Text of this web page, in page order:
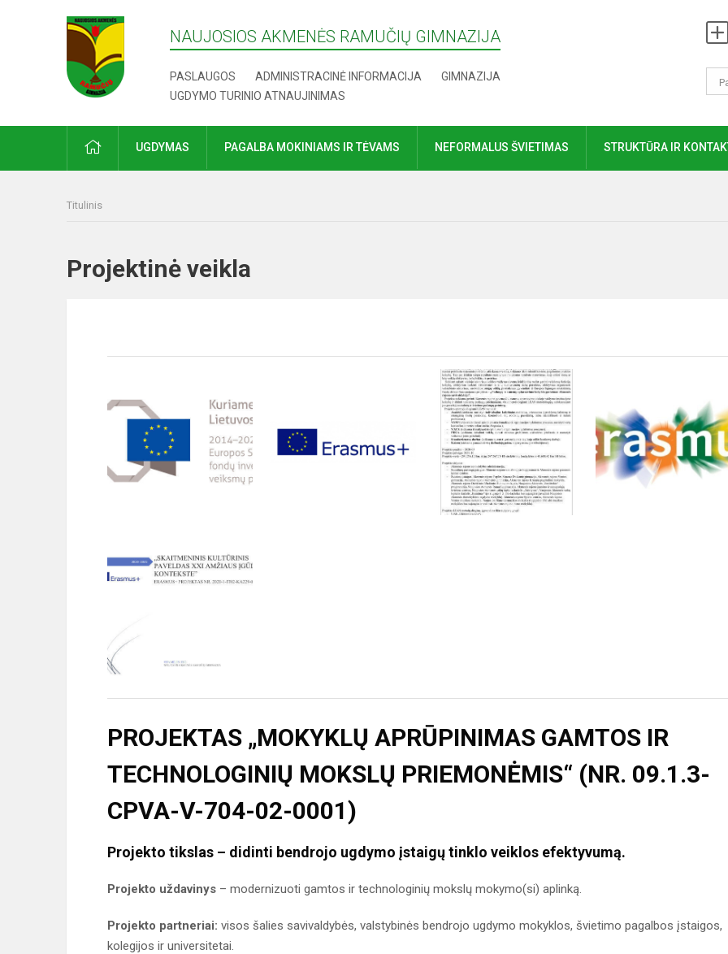
NAUJOSIOS AKMENĖS RAMUČIŲ GIMNAZIJA
PASLAUGOS ADMINISTRACINĖ INFORMACIJA
GIMNAZIJA
UGDYMO TURINIO ATNAUJINIMAS
UGDYMAS PAGALBA MOKINIAMS IR TĖVAMS NEFORMALUS ŠVIETIMAS STRUKTŪRA IR
Titulinis
Projektinė veikla
PROJEKTAS „MOKYKLŲ APRŪPINIMAS GAMTOS IR
TECHNOLOGINIŲ MOKSLŲ PRIEMONĖMIS“ (NR. 09.1.3-
CPVA-V-704-02-0001)
Projekto tikslas – didinti bendrojo ugdymo įstaigų tinklo veiklos efektyvumą.
Projekto uždavinys – modernizuoti gamtos ir technologinių mokslų mokymo(si) aplinką.
Projekto partneriai: visos šalies savivaldybės, valstybinės bendrojo ugdymo mokyklos, švietimo pagalbos įstaigos,
kolegijos ir universitetai.